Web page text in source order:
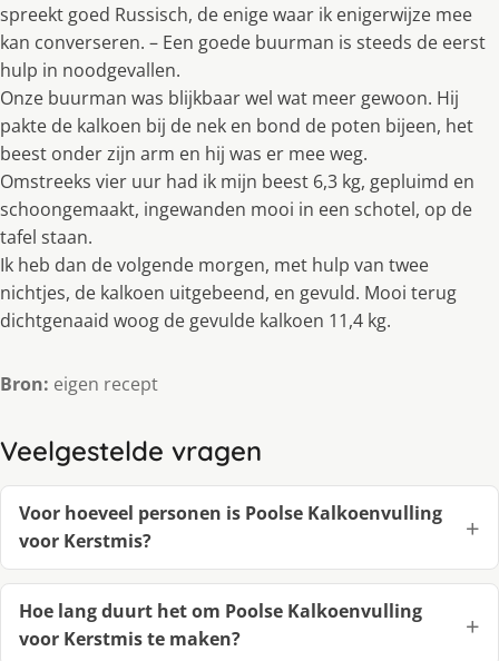
spreekt goed Russisch, de enige waar ik enigerwijze mee
kan converseren. – Een goede buurman is steeds de eerst
hulp in noodgevallen.
Onze buurman was blijkbaar wel wat meer gewoon. Hij
pakte de kalkoen bij de nek en bond de poten bijeen, het
beest onder zijn arm en hij was er mee weg.
Omstreeks vier uur had ik mijn beest 6,3 kg, gepluimd en
schoongemaakt, ingewanden mooi in een schotel, op de
tafel staan.
Ik heb dan de volgende morgen, met hulp van twee
nichtjes, de kalkoen uitgebeend, en gevuld. Mooi terug
dichtgenaaid woog de gevulde kalkoen 11,4 kg.
Bron: eigen recept
Veelgestelde vragen
Voor hoeveel personen is Poolse Kalkoenvulling
voor Kerstmis?
Hoe lang duurt het om Poolse Kalkoenvulling
voor Kerstmis te maken?